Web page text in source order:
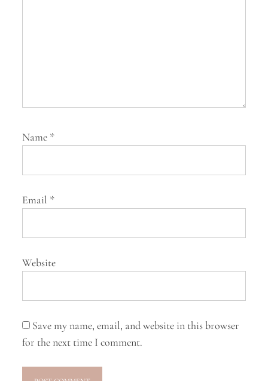
Name *
Email *
Website
Save my name, email, and website in this browser
for the next time I comment.